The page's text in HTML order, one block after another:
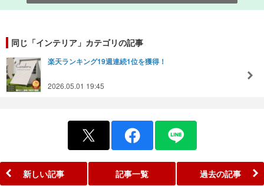
同じ「インテリア」カテゴリの記事
楽天ランキング19週連続1位を獲得！
2026.05.01 19:45
新しい記事 記事一覧 過去の記事